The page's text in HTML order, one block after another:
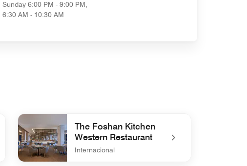
Sunday 6:00 PM - 9:00 PM,
6:30 AM - 10:30 AM
The Foshan Kitchen
Western Restaurant
Internacional